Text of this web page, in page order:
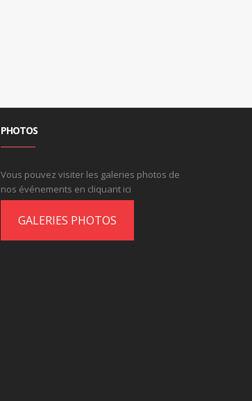
PHOTOS
Vous pouvez visiter les galeries photos de
nos événements en cliquant ici
GALERIES PHOTOS